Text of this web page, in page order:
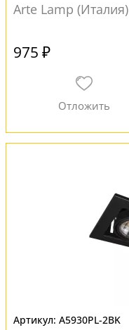
Arte Lamp (Италия)
975 ₽
A5930PL-2BK